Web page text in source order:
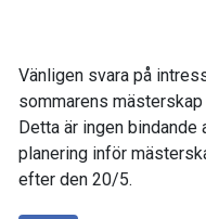
Vänligen svara på
sommarens
Detta är ingen bindande
planering inför
efter den 20/5.